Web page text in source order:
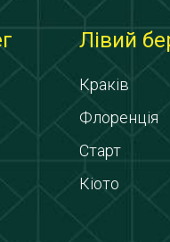
Лівий
Краків
Флоренція
Старт
Кіото